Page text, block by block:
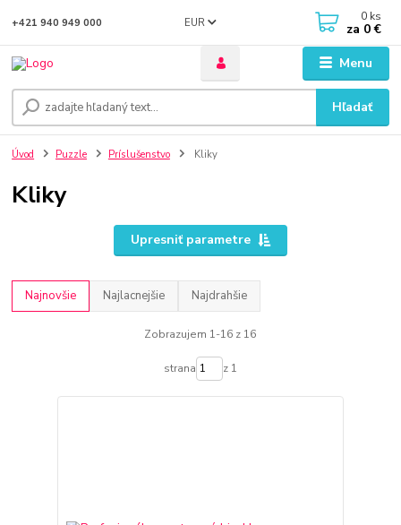
Menu
EUR
Hľadať
+421 940 949 000 0 ks
za 0 €
Úvod Puzzle Príslušenstvo Kliky
Kliky
Upresniť parametre
Najnovšie Najlacnejšie Najdrahšie
Zobrazujem 1-16 z 16
strana z 1